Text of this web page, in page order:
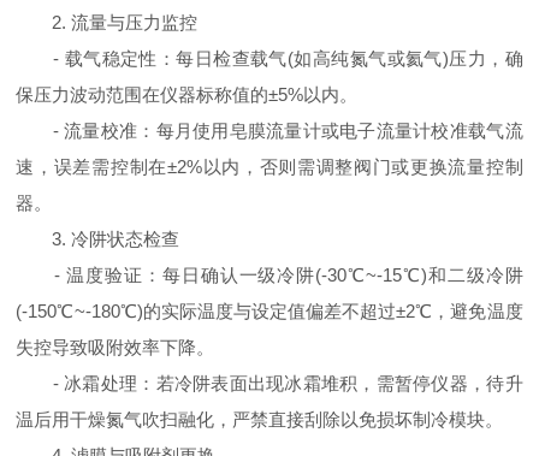
2. 流量与压力监控
- 载气稳定性：每日检查载气(如高纯氮气或氦气)压力，确
保压力波动范围在仪器标称值的±5%以内。
- 流量校准：每月使用皂膜流量计或电子流量计校准载气流
速，误差需控制在±2%以内，否则需调整阀门或更换流量控制
器。
3. 冷阱状态检查
- 温度验证：每日确认一级冷阱(-30℃~-15℃)和二级冷阱
(-150℃~-180℃)的实际温度与设定值偏差不超过±2℃，避免温度
失控导致吸附效率下降。
- 冰霜处理：若冷阱表面出现冰霜堆积，需暂停仪器，待升
温后用干燥氮气吹扫融化，严禁直接刮除以免损坏制冷模块。